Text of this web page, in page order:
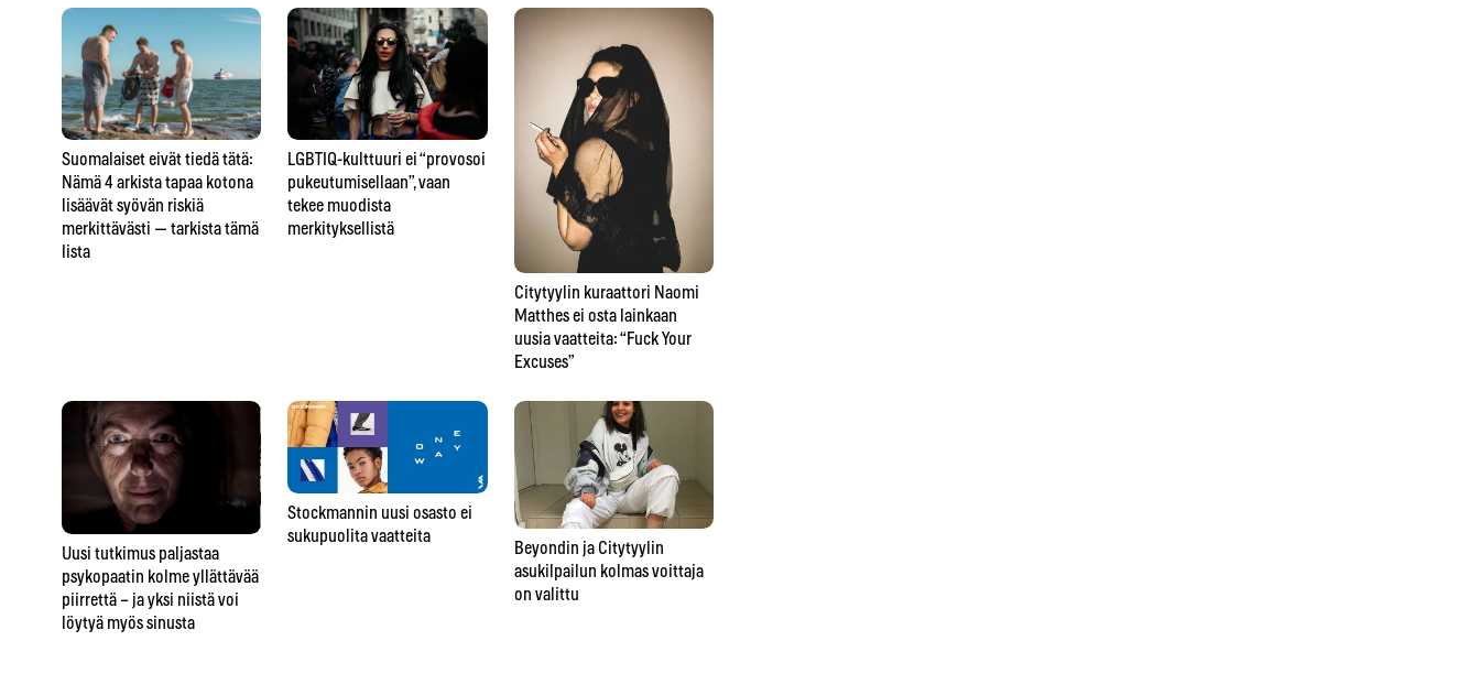
Suomalaiset eivät tiedä tätä:
Nämä 4 arkista tapaa kotona
lisäävät syövän riskiä
merkittävästi — tarkista tämä
lista
Uusi tutkimus paljastaa
psykopaatin kolme yllättävää
piirrettä – ja yksi niistä voi
löytyä myös sinusta
LGBTIQ-kulttuuri ei “provosoi
pukeutumisellaan”, vaan
tekee muodista
merkityksellistä
Stockmannin uusi osasto ei
sukupuolita vaatteita
Citytyylin kuraattori Naomi
Matthes ei osta lainkaan
uusia vaatteita: “Fuck Your
Excuses”
Beyondin ja Citytyylin
asukilpailun kolmas voittaja
on valittu